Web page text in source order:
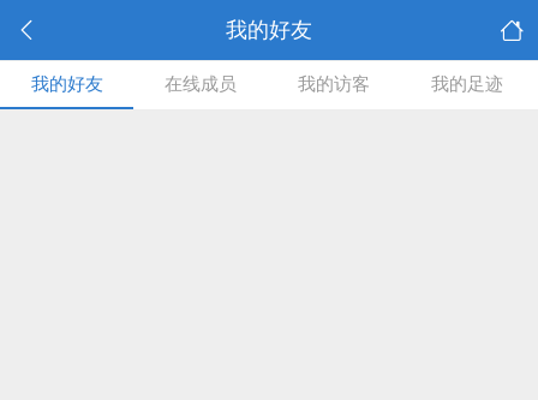
我的好友
我的好友 在线成员 我的访客 我的足迹